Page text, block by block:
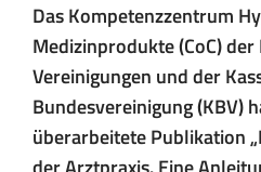
Das Kompetenzzentrum
Medizinprodukte (CoC)
Vereinigungen und der
Bundesvereinigung (KBV)
überarbeitete Publikation